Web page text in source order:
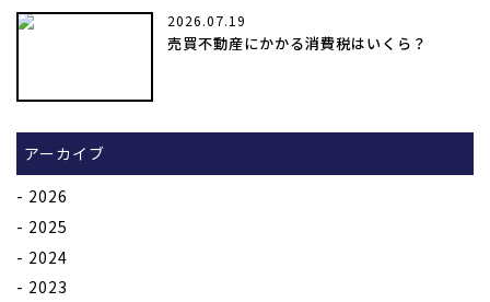
2026.07.19
売買不動産にかかる消費税はいくら？
アーカイブ
2026
2025
2024
2023